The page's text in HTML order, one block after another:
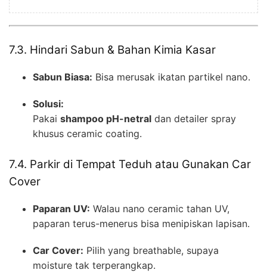
7.3. Hindari Sabun & Bahan Kimia Kasar
Sabun Biasa: Bisa merusak ikatan partikel nano.
Solusi:
Pakai shampoo pH-netral dan detailer spray
khusus ceramic coating.
7.4. Parkir di Tempat Teduh atau Gunakan Car
Cover
Paparan UV: Walau nano ceramic tahan UV,
paparan terus-menerus bisa menipiskan lapisan.
Car Cover: Pilih yang breathable, supaya
moisture tak terperangkap.